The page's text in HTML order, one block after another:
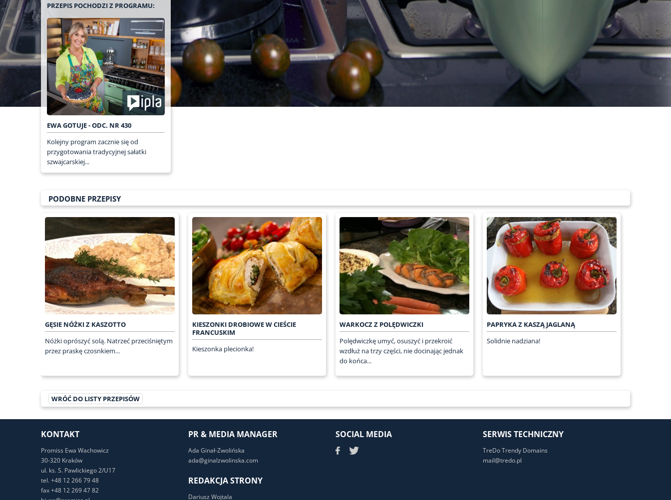
PRZEPIS POCHODZI Z PROGRAMU:
EWA GOTUJE - ODC. NR 430
Kolejny program zacznie się od
przygotowania tradycyjnej sałatki
szwajcarskiej...
PODOBNE PRZEPISY
GĘSIE NÓŻKI Z KASZOTTO
Nóżki oprószyć solą. Natrzeć przeciśniętym
przez praskę czosnkiem...
KIESZONKI DROBIOWE W CIEŚCIE
FRANCUSKIM
Kieszonka plecionka!
WARKOCZ Z POLĘDWICZKI
Polędwiczkę umyć, osuszyć i przekroić
wzdłuż na trzy części, nie docinając jednak
do końca...
PAPRYKA Z KASZĄ JAGLANĄ
Solidnie nadziana!
WRÓĆ DO LISTY PRZEPISÓW
KONTAKT
Promiss Ewa Wachowicz
30-320 Kraków
ul. ks. S. Pawlickiego 2/U17
tel. +48 12 266 79 48
fax +48 12 269 47 82
PR & MEDIA MANAGER
Ada Ginał-Zwolińska
ada@ginalzwolinska.com
REDAKCJA STRONY
Dariusz Wojtala
SOCIAL MEDIA SERWIS TECHNICZNY
TreDo Trendy Domains
mail@tredo.pl